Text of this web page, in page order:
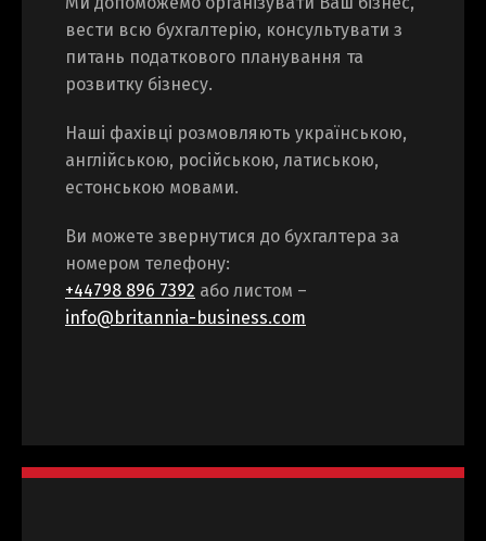
вести всю бухгалтерію, консультувати з
питань податкового планування та
розвитку бізнесу.
Наші фахівці розмовляють українською,
англійською, російською, латиською,
естонською мовами.
Ви можете звернутися до бухгалтера за
номером телефону:
+44798 896 7392 або листом –
info@britannia-business.com